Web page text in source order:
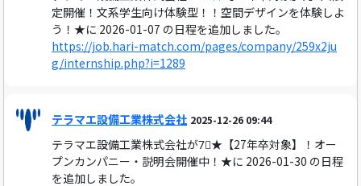
定開催！文系学生向け体験型！！空間デザインを体験しよ
う！★に 2026-01-07 の日程を追加しました。
https://job.hari-match.com/pages/company/259x2ju
g/internship.php?i=1289
テラマエ設備工業株式会社 2025-12-26 09:44
テラマエ設備工業株式会社が7⃣★【27年卒対象】！オー
プンカンパニー・説明会開催中！★に 2026-01-30 の日程
を追加しました。